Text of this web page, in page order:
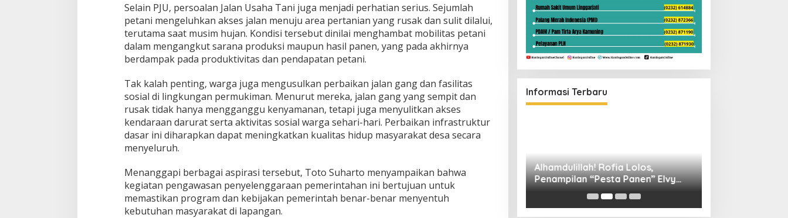
Selain PJU, persoalan Jalan Usaha Tani juga menjadi perhatian serius. Sejumlah
petani mengeluhkan akses jalan menuju area pertanian yang rusak dan sulit dilalui,
terutama saat musim hujan. Kondisi tersebut dinilai menghambat mobilitas petani
dalam mengangkut sarana produksi maupun hasil panen, yang pada akhirnya
berdampak pada produktivitas dan pendapatan petani.
Tak kalah penting, warga juga mengusulkan perbaikan jalan gang dan fasilitas
sosial di lingkungan permukiman. Menurut mereka, jalan gang yang sempit dan
rusak tidak hanya mengganggu kenyamanan, tetapi juga menyulitkan akses
kendaraan darurat serta aktivitas sosial warga sehari-hari. Perbaikan infrastruktur
dasar ini diharapkan dapat meningkatkan kualitas hidup masyarakat desa secara
menyeluruh.
Menanggapi berbagai aspirasi tersebut, Toto Suharto menyampaikan bahwa
kegiatan pengawasan penyelenggaraan pemerintahan ini bertujuan untuk
memastikan program dan kebijakan pemerintah benar-benar menyentuh
kebutuhan masyarakat di lapangan.
Informasi Terbaru
LPPL Kuningan Kian Melekat di
Hati Masyarakat, Dewas Dorong
Inovasi Penyiaran Digital
Alhamdulillah! Rofia Lolos,
Penampilan “Pesta Panen” Elvy
Sukaesih Berbuah Manis